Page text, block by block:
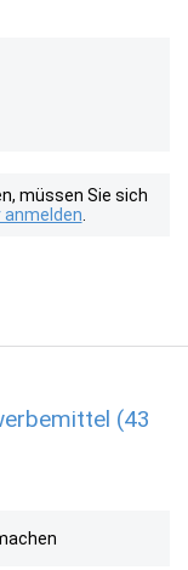
müssen Sie sich
anmelden
(43